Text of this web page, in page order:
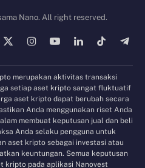
Nano. All right reserved.
X
InstagramYouTubeLinkedInTikTok
merupakan aktivitas transaksi
setiap aset kripto sangat fluktuatif
aset kripto dapat berubah secara
Anda menggunakan riset Anda
membuat keputusan jual dan beli
Anda selaku pengguna untuk
aset kripto sebagai investasi atau
keuntungan. Semua keputusan
kripto pada aplikasi Nanovest